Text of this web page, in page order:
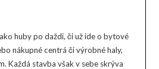
huby po daždi, či už ide o bytové
nákupné centrá či výrobné haly,
Každá stavba však v sebe skrýva